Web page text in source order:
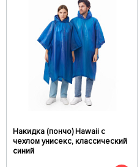
Накидка (пончо) Hawaii c
чехлом унисекс, классический
синий